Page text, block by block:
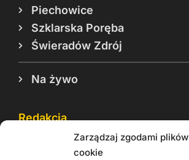
Zarządzaj zgodami plików
cookie
Piechowice
Szklarska Poręba
Świeradów Zdrój
Na żywo
Redakcja
Reklama